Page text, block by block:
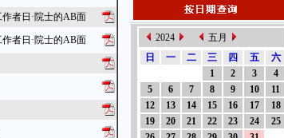
者日·院士的AB面
者日·院士的AB面 2024
五月
日
一 二 三 四 五
六
1
2 3
4
5
6 7 8 9 10
11
12
13 14 15 16 17
18
19
20 21 22 23 24
25